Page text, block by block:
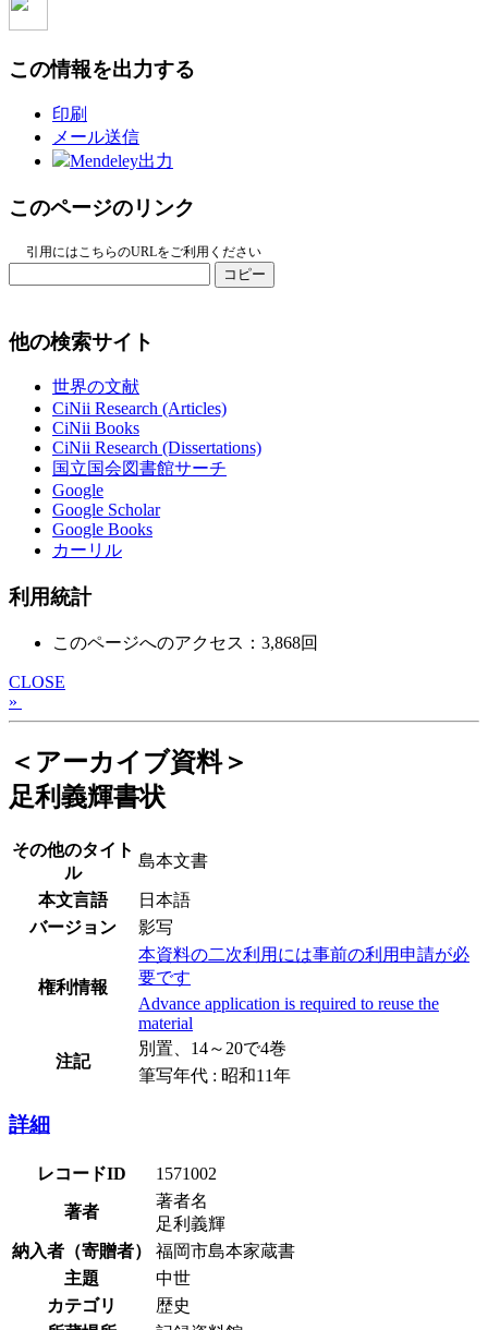
この情報を出力する
印刷
メール送信
Mendeley出力
このページのリンク
引用にはこちらのURLをご利用ください
コピー
他の検索サイト
世界の文献
CiNii Research (Articles)
CiNii Books
CiNii Research (Dissertations)
国立国会図書館サーチ
Google
Google Scholar
Google Books
カーリル
利用統計
このページへのアクセス：3,868回
CLOSE
»
＜アーカイブ資料＞
足利義輝書状
その他のタイト
ル
島本文書
本文言語
日本語
バージョン
影写
権利情報
本資料の二次利用には事前の利用申請が必
要です
Advance application is required to reuse the
material
注記
別置、14～20で4巻
筆写年代 : 昭和11年
詳細
レコードID 1571002
著者
著者名
足利義輝
納入者（寄贈者）
福岡市島本家蔵書
主題
中世
カテゴリ
歴史